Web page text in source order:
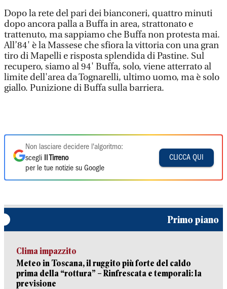
Dopo la rete del pari dei bianconeri, quattro minuti
dopo ancora palla a Buffa in area, strattonato e
trattenuto, ma sappiamo che Buffa non protesta mai.
All’84' è la Massese che sfiora la vittoria con una gran
tiro di Mapelli e risposta splendida di Pastine. Sul
recupero, siamo al 94' Buffa, solo, viene atterrato al
limite dell'area da Tognarelli, ultimo uomo, ma è solo
giallo. Punizione di Buffa sulla barriera.
Non lasciare decidere l'algoritmo:
scegli
Il Tirreno
per le tue notizie su Google
CLICCA QUI
Primo piano
Clima impazzito
Meteo in Toscana, il ruggito più forte del caldo
prima della “rottura” – Rinfrescata e temporali: la
previsione